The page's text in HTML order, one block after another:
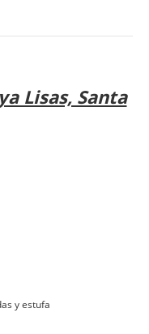
Lisas, Santa
y estufa